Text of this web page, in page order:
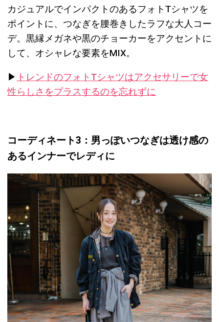
カジュアルでインパクトのあるフォトTシャツを
ポイントに、つなぎを腰巻きしたラフな大人コー
デ。黒縁メガネや黒のチョーカーをアクセントに
して、オシャレな要素をMIX。
▶︎トレンドのフォトTシャツはアクセサリーで女
性らしさをプラスするのを忘れずに
コーディネート3：男っぽいつなぎは透け感の
あるインナーでレディに